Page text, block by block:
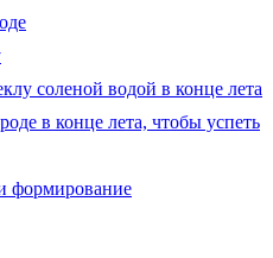
соленой водой в конце лета
в конце лета, чтобы успеть
формирование